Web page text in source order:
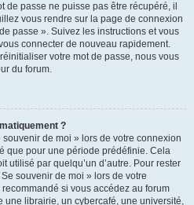
de passe ne puisse pas être récupéré, il
vous rendre sur la page de connexion
passe ». Suivez les instructions et vous
connecter de nouveau rapidement.
votre mot de passe, nous vous
du forum.
?
de moi » lors de votre connexion
que pour une période prédéfinie. Cela
utilisé par quelqu’un d’autre. Pour rester
souvenir de moi » lors de votre
si vous accédez au forum
une librairie, un cybercafé, une université,